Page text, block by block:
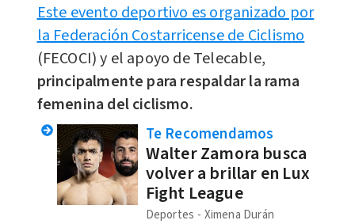
Este evento deportivo es organizado por
la Federación Costarricense de Ciclismo
(FECOCI) y el apoyo de Telecable,
principalmente para respaldar la rama
femenina del ciclismo.
Te Recomendamos
Walter Zamora busca
volver a brillar en Lux
Fight League
Deportes Ximena Durán